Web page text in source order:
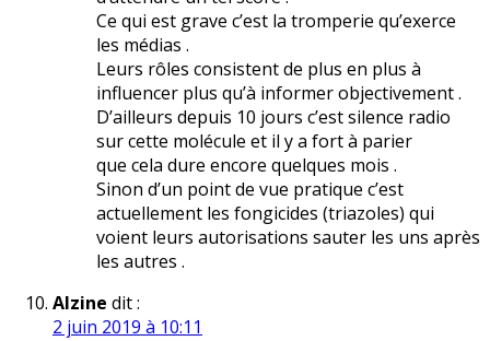
Ce qui est grave c’est la tromperie qu’exerce
les médias .
Leurs rôles consistent de plus en plus à
influencer plus qu’à informer objectivement .
D’ailleurs depuis 10 jours c’est silence radio
sur cette molécule et il y a fort à parier
que cela dure encore quelques mois .
Sinon d’un point de vue pratique c’est
actuellement les fongicides (triazoles) qui
voient leurs autorisations sauter les uns après
les autres .
Alzine dit :
2 juin 2019 à 10:11